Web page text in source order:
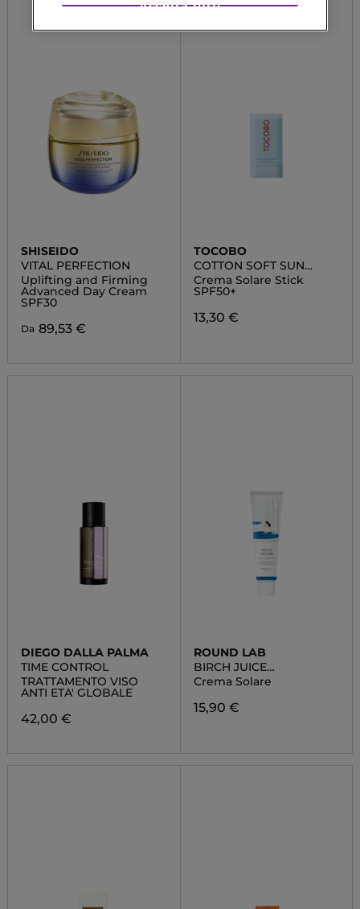
SHISEIDO
VITAL PERFECTION
Uplifting and Firming
Advanced Day Cream
SPF30
Da 89,53 €
TOCOBO
COTTON SOFT SUN
STICK SPF50+
Crema Solare Stick
SPF50+
13,30 €
DIEGO DALLA PALMA
TIME CONTROL
TRATTAMENTO VISO
ANTI ETA' GLOBALE
42,00 €
ROUND LAB
BIRCH JUICE
MOISTURIZING
SUNSCREEN
Crema Solare
15,90 €
Accetta tutti